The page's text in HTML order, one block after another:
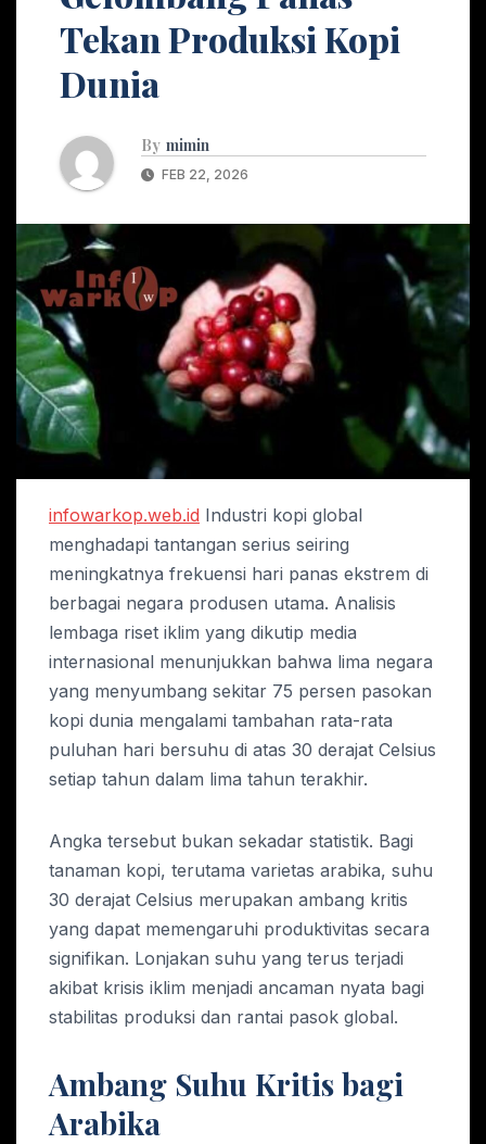
Tekan Produksi Kopi
Dunia
By mimin
FEB 22, 2026
infowarkop.web.id Industri kopi global
menghadapi tantangan serius seiring
meningkatnya frekuensi hari panas ekstrem di
berbagai negara produsen utama. Analisis
lembaga riset iklim yang dikutip media
internasional menunjukkan bahwa lima negara
yang menyumbang sekitar 75 persen pasokan
kopi dunia mengalami tambahan rata-rata
puluhan hari bersuhu di atas 30 derajat Celsius
setiap tahun dalam lima tahun terakhir.
Angka tersebut bukan sekadar statistik. Bagi
tanaman kopi, terutama varietas arabika, suhu
30 derajat Celsius merupakan ambang kritis
yang dapat memengaruhi produktivitas secara
signifikan. Lonjakan suhu yang terus terjadi
akibat krisis iklim menjadi ancaman nyata bagi
stabilitas produksi dan rantai pasok global.
Ambang Suhu Kritis bagi
Arabika